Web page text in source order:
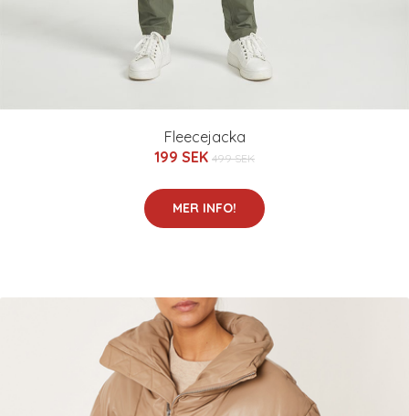
Fleecejacka
199 SEK 499 SEK
MER INFO!